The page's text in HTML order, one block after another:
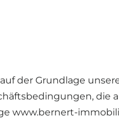
der Grundlage
die
www.bernert-